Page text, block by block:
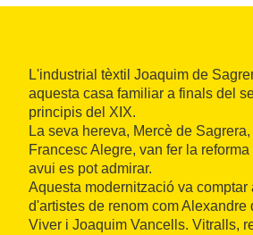
L'industrial tèxtil Joaquim de
aquesta casa familiar a finals del
principis del XIX.
La seva hereva, Mercè de
Francesc Alegre, van fer la
avui es pot admirar.
Aquesta modernització va
d'artistes de renom com Alexandre
Viver i Joaquim Vancells. Vitralls,